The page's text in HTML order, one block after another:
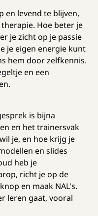
en levend te blijven,
Hoe beter je
je zicht op je passie
je eigen energie kunt
hem door zelfkennis.
en een
is bijna
en het trainersvak
je, en hoe krijg je
en slides
heb je
richt je op de
en maak NAL's.
leren gaat, vooral